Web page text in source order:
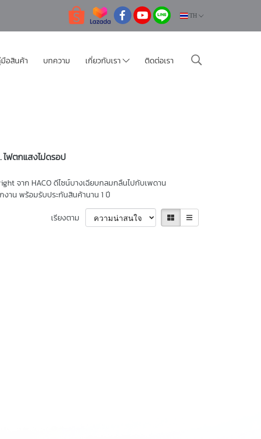
TH
อสินค้า บทความ เกี่ยวกับเรา ติดต่อเรา
ไฟตกแสงไม่ดรอป
จาก HACO ดีไซน์บางเฉียบกลมกลืนไปกับเพดาน
งาน พร้อมรับประกันสินค้านาน 1 ปี
เรียงตาม